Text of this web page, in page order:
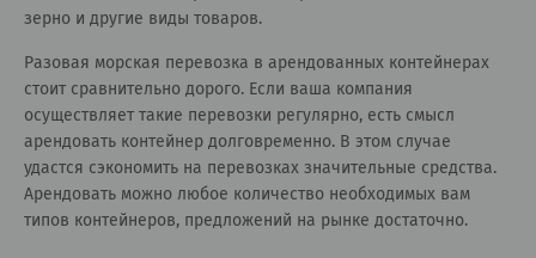
зерно и другие виды товаров.
Разовая морская перевозка в арендованных контейнерах
стоит сравнительно дорого. Если ваша компания
осуществляет такие перевозки регулярно, есть смысл
арендовать контейнер долговременно. В этом случае
удастся сэкономить на перевозках значительные средства.
Арендовать можно любое количество необходимых вам
типов контейнеров, предложений на рынке достаточно.